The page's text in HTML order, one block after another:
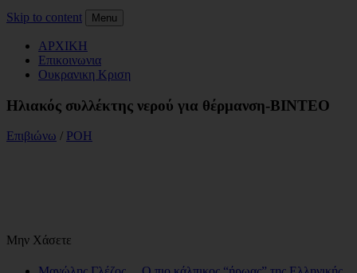
Skip to content Menu
ΑΡΧΙΚΗ
Επικοινωνια
Ουκρανικη Κριση
Ηλιακός συλλέκτης νερού για θέρμανση-ΒΙΝΤΕΟ
Επιβιώνω / ΡΟΗ
Μην Χάσετε